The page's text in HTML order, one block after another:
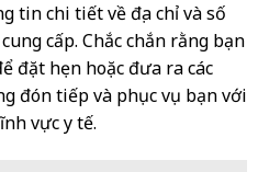
tin chi tiết về địa chỉ và số
cấp. Chắc chắn rằng bạn
đặt hẹn hoặc đưa ra các
đón tiếp và phục vụ bạn với
vực y tế.